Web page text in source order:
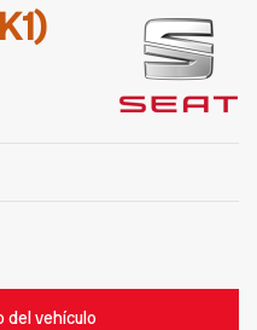
del vehículo